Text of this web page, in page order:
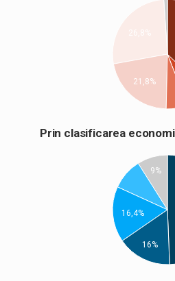
21,8%
Prin clasificarea
9%
16,4%
16%